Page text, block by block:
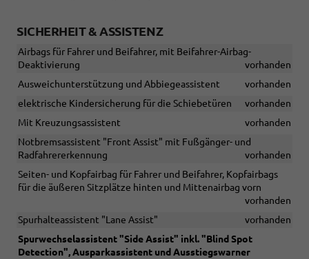
SICHERHEIT & ASSISTENZ
Airbags für Fahrer und Beifahrer, mit Beifahrer-Airbag-
Deaktivierung
vorhanden
Ausweichunterstützung und Abbiegeassistent
vorhanden
elektrische Kindersicherung für die Schiebetüren
vorhanden
Mit Kreuzungsassistent
vorhanden
Notbremsassistent "Front Assist" mit Fußgänger- und
Radfahrererkennung
vorhanden
Seiten- und Kopfairbag für Fahrer und Beifahrer, Kopfairbags
für die äußeren Sitzplätze hinten und Mittenairbag vorn
vorhanden
Spurhalteassistent "Lane Assist"
vorhanden
Spurwechselassistent "Side Assist" inkl. "Blind Spot
Detection", Ausparkassistent und Ausstiegswarner